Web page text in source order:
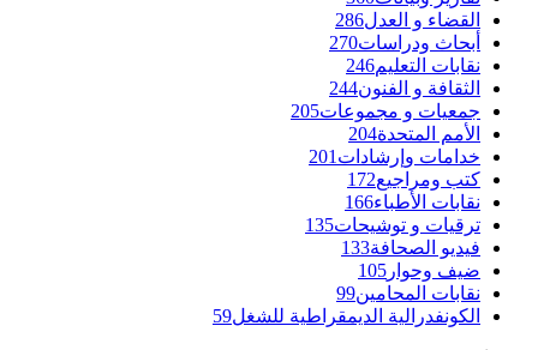
القضاء و العدل286
أبحاث ودراسات270
نقابات التعليم246
الثقافة و الفنون244
جمعيات و مجموعات205
الأمم المتحدة204
خدامات وإرشادات 201
كتب ومراجيع172
نقابات الأطباء166
ترقيات و توشيحات135
فيديو الصحافة133
ضيف وحوار 105
نقابات المحامين99
الكونفدرالية الديمقراطية للشغل59